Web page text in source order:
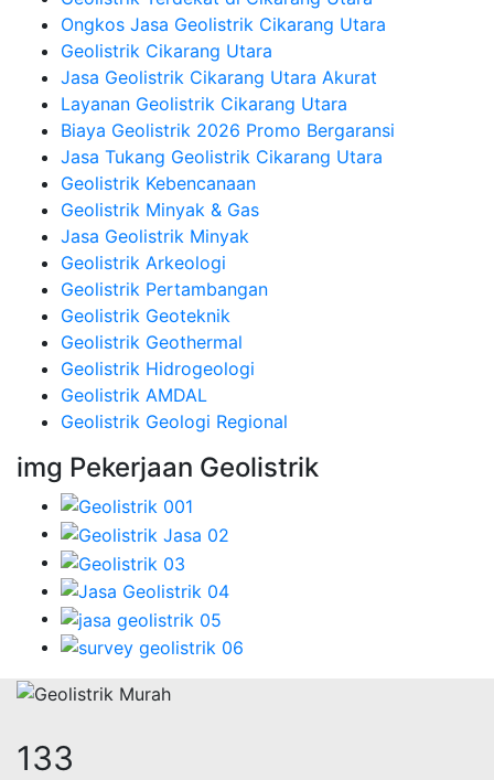
Ongkos Jasa Geolistrik Cikarang Utara
Geolistrik Cikarang Utara
Jasa Geolistrik Cikarang Utara Akurat
Layanan Geolistrik Cikarang Utara
Biaya Geolistrik 2026 Promo Bergaransi
Jasa Tukang Geolistrik Cikarang Utara
Geolistrik Kebencanaan
Geolistrik Minyak & Gas
Jasa Geolistrik Minyak
Geolistrik Arkeologi
Geolistrik Pertambangan
Geolistrik Geoteknik
Geolistrik Geothermal
Geolistrik Hidrogeologi
Geolistrik AMDAL
Geolistrik Geologi Regional
img Pekerjaan Geolistrik
167